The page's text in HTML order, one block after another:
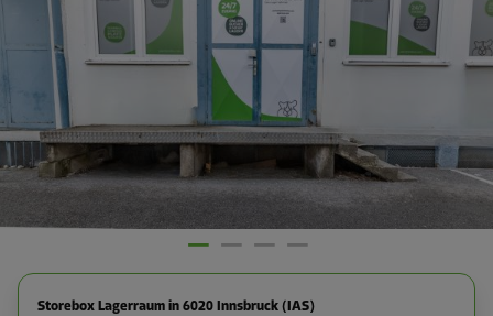
Storebox Lagerraum in 6020 Innsbruck (IAS)